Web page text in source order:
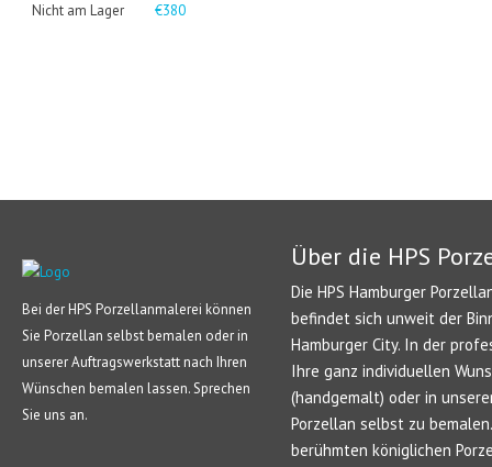
€380
Nicht am Lager
Bei der HPS Porzellanmalerei können
Sie Porzellan selbst bemalen oder in
unserer Auftragswerkstatt nach Ihren
Wünschen bemalen lassen. Sprechen
Sie uns an.
Über die HPS
Die HPS Hamburger
befindet sich unweit der
Hamburger City. In der
Ihre ganz individuellen
(handgemalt) oder in
Porzellan selbst zu
berühmten königlichen